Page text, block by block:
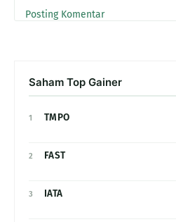
Posting Komentar
Saham Top Gainer
1 TMPO
2 FAST
3 IATA